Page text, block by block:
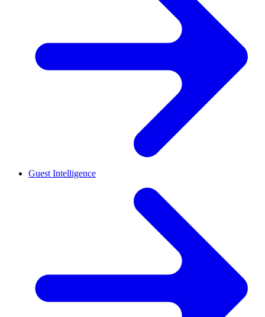
Guest Intelligence